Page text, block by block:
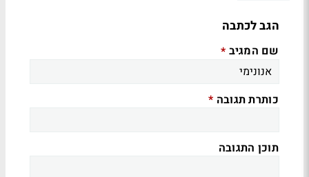
הגב לכתבה
שם המגיב *
כותרת תגובה *
תוכן התגובה